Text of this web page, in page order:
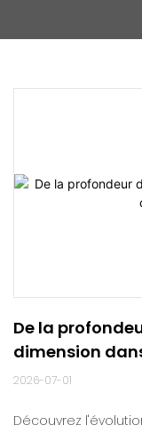
De la
dimension
2026-07-01
Découvrez